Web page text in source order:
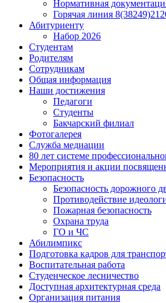
Нормативная
Горячая линия
Абитуриенту
Набор 2026
Студентам
Родителям
Сотрудникам
Общая информация
Наши достижения
Педагоги
Студенты
Бакчарский филиал
Фотогалерея
Служба медиации
80 лет системе
Мероприятия и акции
Безопасность
Безопасность дорожного
Противодействие
Пожарная безопасность
Охрана труда
ГО и ЧС
Абилимпикс
Подготовка кадров для
Воспитательная работа
Студенческое лесничество
Доступная архитектурная среда
Организация питания